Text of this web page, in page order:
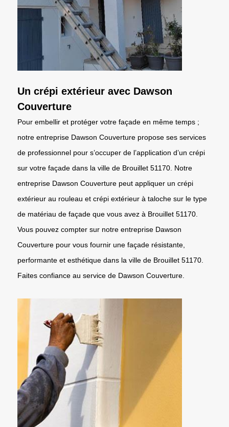
Un crépi extérieur avec Dawson
Couverture
Pour embellir et protéger votre façade en même temps ;
notre entreprise Dawson Couverture propose ses services
de professionnel pour s’occuper de l’application d’un crépi
sur votre façade dans la ville de Brouillet 51170. Notre
entreprise Dawson Couverture peut appliquer un crépi
extérieur au rouleau et crépi extérieur à taloche sur le type
de matériau de façade que vous avez à Brouillet 51170.
Vous pouvez compter sur notre entreprise Dawson
Couverture pour vous fournir une façade résistante,
performante et esthétique dans la ville de Brouillet 51170.
Faites confiance au service de Dawson Couverture.